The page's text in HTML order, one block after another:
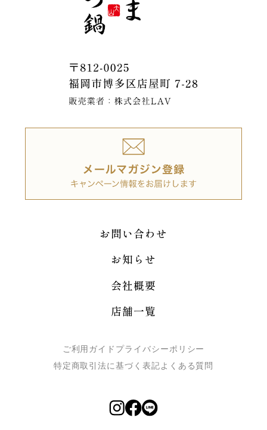
お問い合わせ
お知らせ
会社概要
店舗一覧
ご利用ガイド プライバシーポリシー
特定商取引法に基づく表記よくある質問